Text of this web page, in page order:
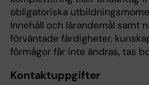
obligatoriska
Innehåll och lärandemål samt
förväntade färdigheter,
förmågor får inte ändras, tas
Kontaktuppgifter